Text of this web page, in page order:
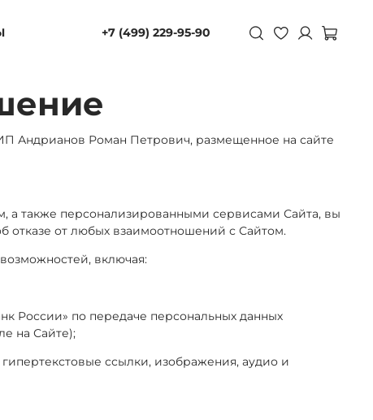
+7 (499) 229-95-90
Андрианов Роман Петрович, размещенное на сайте
а также персонализированными сервисами Сайта, вы
отказе от любых взаимоотношений с Сайтом.
включая:
России» по передаче персональных данных
на Сайте);
ссылки, изображения, аудио и